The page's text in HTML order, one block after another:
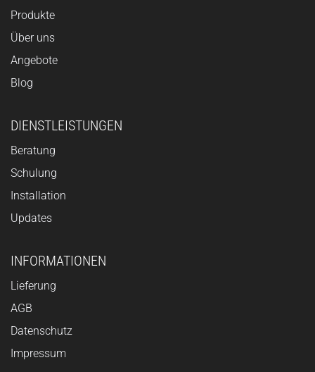
Produkte
Über uns
Angebote
Blog
DIENSTLEISTUNGEN
Beratung
Schulung
Installation
Updates
INFORMATIONEN
Lieferung
AGB
Datenschutz
Impressum